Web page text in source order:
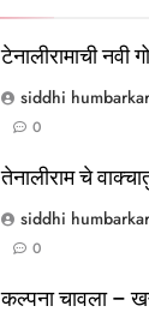
टेनालीरामाची नवी
siddhi humbarkar
0
तेनालीराम चे
siddhi humbarkar
0
कल्पना चावला –